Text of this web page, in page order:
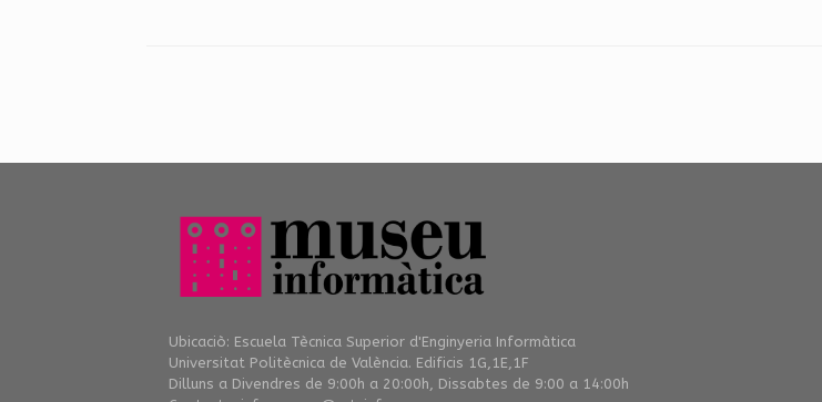
Ubicaciò: Escuela Tècnica Superior d'Enginyeria Informàtica
Universitat Politècnica de València. Edificis 1G,1E,1F
Dilluns a Divendres de 9:00h a 20:00h, Dissabtes de 9:00 a 14:00h